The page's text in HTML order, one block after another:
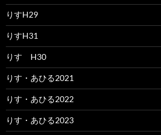
りすH29
りすH31
りす H30
りす・あひる2021
りす・あひる2022
りす・あひる2023